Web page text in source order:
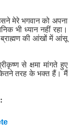
मेरे भगवान को अपना
भी ध्यान नहीं रहा।
की आंखों में आंसू
से क्षमा मांगते हुए
तरह के भक्त हैं। मैं